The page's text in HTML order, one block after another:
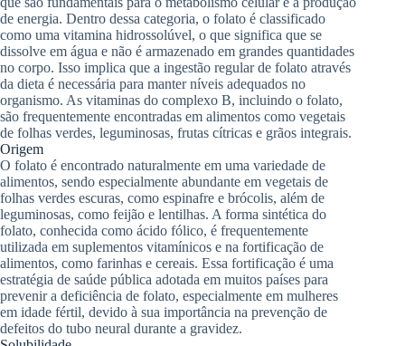
de energia. Dentro dessa categoria, o folato é classificado
como uma vitamina hidrossolúvel, o que significa que se
dissolve em água e não é armazenado em grandes quantidades
no corpo. Isso implica que a ingestão regular de folato através
da dieta é necessária para manter níveis adequados no
organismo. As vitaminas do complexo B, incluindo o folato,
são frequentemente encontradas em alimentos como vegetais
de folhas verdes, leguminosas, frutas cítricas e grãos integrais.
Origem
O folato é encontrado naturalmente em uma variedade de
alimentos, sendo especialmente abundante em vegetais de
folhas verdes escuras, como espinafre e brócolis, além de
leguminosas, como feijão e lentilhas. A forma sintética do
folato, conhecida como ácido fólico, é frequentemente
utilizada em suplementos vitamínicos e na fortificação de
alimentos, como farinhas e cereais. Essa fortificação é uma
estratégia de saúde pública adotada em muitos países para
prevenir a deficiência de folato, especialmente em mulheres
em idade fértil, devido à sua importância na prevenção de
defeitos do tubo neural durante a gravidez.